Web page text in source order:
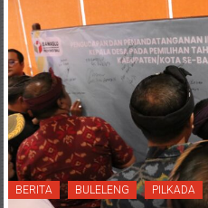
BERITA BULELENG PILKADA